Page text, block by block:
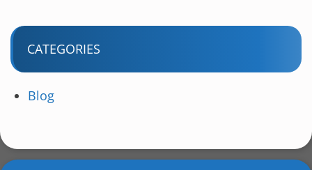
CATEGORIES
Blog